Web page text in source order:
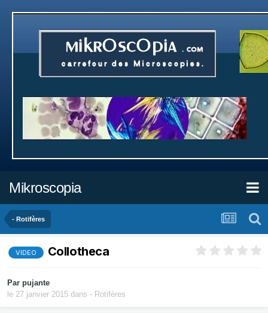
Mikroscopia
- Rotifères
VIDEO Collotheca
Par pujante
le 27 janvier 2015 dans - Rotifères